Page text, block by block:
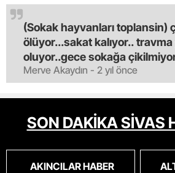
Merve Akaydın - 2 yıl önce
(Sokak hayvanları toplansin)
ölüyor...sakat kalıyor..
oluyor..gece sokağa
saciyorlar.araba ve taksi
gldemiyoruz.artik
alan tipler yüzünden bu
masum algısı yapılıyor.iki
cinsini bile öldüren bu
oldu.korkuyoruz.
SON DAKİKA SİVAS
AKINCILAR HABER